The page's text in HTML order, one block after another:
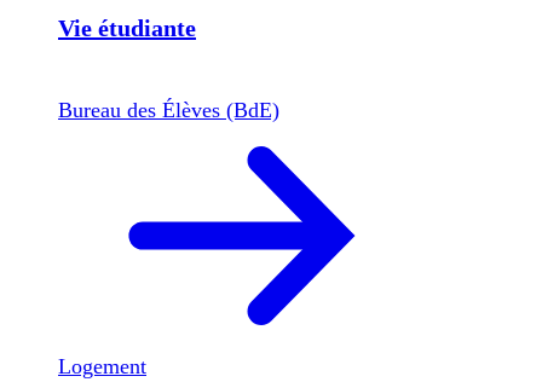
Vie étudiante
Bureau des Élèves (BdE)
Logement